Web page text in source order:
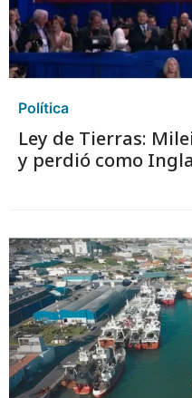
Política
Ley de Tierras:
y perdió como